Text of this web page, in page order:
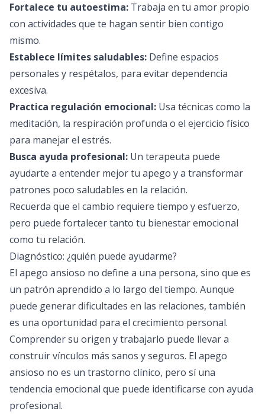
Fortalece tu autoestima: Trabaja en tu amor propio
con actividades que te hagan sentir bien contigo
mismo.
Establece límites saludables: Define espacios
personales y respétalos, para evitar dependencia
excesiva.
Practica regulación emocional: Usa técnicas como la
meditación, la respiración profunda o el ejercicio físico
para manejar el estrés.
Busca ayuda profesional: Un terapeuta puede
ayudarte a entender mejor tu apego y a transformar
patrones poco saludables en la relación.
Recuerda que el cambio requiere tiempo y esfuerzo,
pero puede fortalecer tanto tu bienestar emocional
como tu relación.
Diagnóstico: ¿quién puede ayudarme?
El apego ansioso no define a una persona, sino que es
un patrón aprendido a lo largo del tiempo. Aunque
puede generar dificultades en las relaciones, también
es una oportunidad para el crecimiento personal.
Comprender su origen y trabajarlo puede llevar a
construir vínculos más sanos y seguros. El apego
ansioso no es un trastorno clínico, pero sí una
tendencia emocional que puede identificarse con ayuda
profesional.